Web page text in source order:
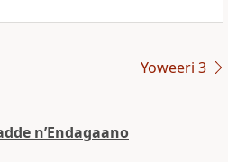
Yoweeri 3
nʼEndagaano